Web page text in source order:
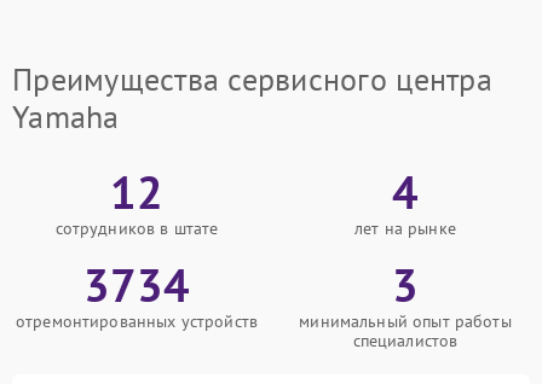
Преимущества сервисного центра
Yamaha
12
сотрудников в штате
4
лет на рынке
3734
отремонтированных устройств
3
минимальный опыт работы
специалистов